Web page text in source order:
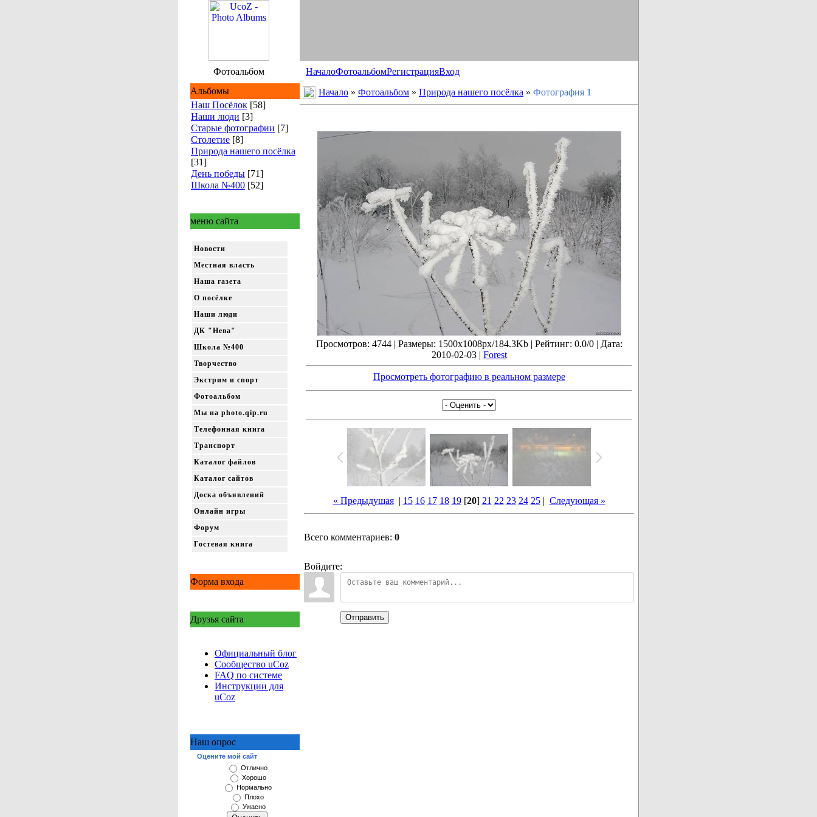
Фотоальбом НачалоФотоальбомРегистрацияВход
Альбомы
Наш Посёлок [58]
Наши люди [3]
Старые фотографии [7]
Столетие [8]
Природа нашего посёлка
[31]
День победы [71]
Школа №400 [52]
меню сайта
Новости
Местная власть
Наша газета
О посёлке
Наши люди
ДК "Нева"
Школа №400
Творчество
Экстрим и спорт
Фотоальбом
Мы на photo.qip.ru
Телефонная книга
Транспорт
Каталог файлов
Каталог сайтов
Доска объявлений
Онлайн игры
Форум
Гостевая книга
Форма входа
Друзья сайта
Официальный блог
Сообщество uCoz
FAQ по системе
Инструкции для
uCoz
Наш опрос
Оцените мой сайт
Отлично
Хорошо
Нормально
Плохо
Ужасно
Начало » Фотоальбом » Природа нашего посёлка » Фотография 1
Просмотров: 4744 | Размеры: 1500x1008px/184.3Kb | Рейтинг: 0.0/0 | Дата:
2010-02-03 | Forest
Просмотреть фотографию в реальном размере
« Предыдущая| 15 16 17 18 19[20] 21 22 23 24 25| Следующая »
Всего комментариев: 0
Войдите:
Отправить